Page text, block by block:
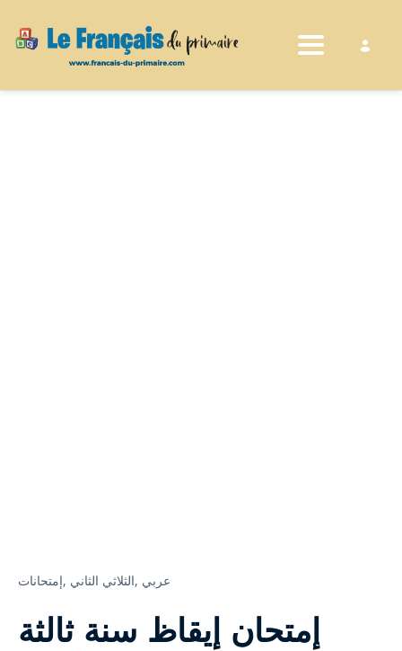
Toggle
إمتحانات, الثلاثي الثاني, عربي
إمتحان إيقاظ سنة ثالثة